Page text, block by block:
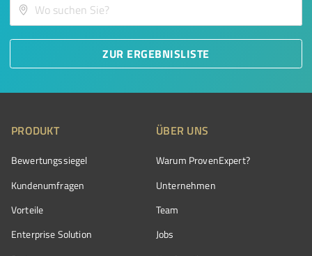
ZUR ERGEBNISLISTE
PRODUKT
Bewertungssiegel
Kundenumfragen
Vorteile
Enterprise Solution
ÜBER UNS
Warum ProvenExpert?
Unternehmen
Team
Jobs